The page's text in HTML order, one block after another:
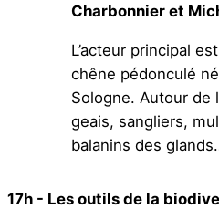
Charbonnier et
L’acteur principal
chêne pédonculé
Sologne. Autour de
geais, sangliers,
balanins des
17h - Les outils de la